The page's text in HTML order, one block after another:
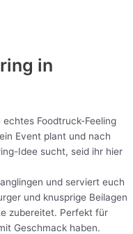
in
Foodtruck-Feeling
Event plant und nach
Idee sucht, seid ihr hier
und serviert euch
und knusprige Beilagen
zubereitet. Perfekt für
Geschmack haben.